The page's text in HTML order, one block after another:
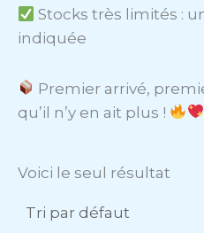
Stocks très limités :
indiquée
Premier arrivé,
qu’il n’y en ait plus !
Voici le seul résultat